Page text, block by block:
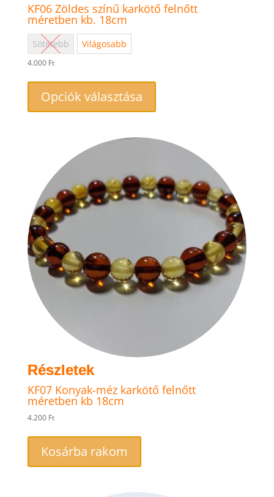
KF06 Zöldes színű karkötő felnőtt
méretben kb. 18cm
Sötétebb Világosabb
4.000 Ft
Opciók választása
van.
változatok
a
termékoldalon
KF07 Konyak-méz karkötő felnőtt
méretben kb 18cm
4.200 Ft
Kosárba rakom